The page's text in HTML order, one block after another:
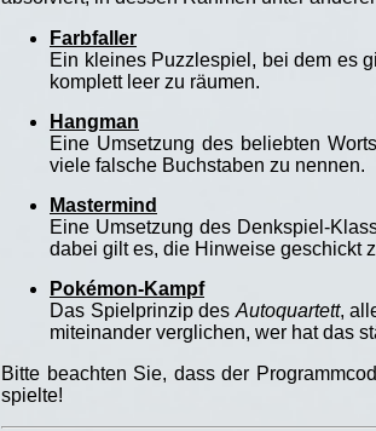
Farbfaller
Ein kleines Puzzlespiel, bei dem es
komplett leer zu räumen.
Hangman
Eine Umsetzung des beliebten
viele falsche Buchstaben zu nennen.
Mastermind
Eine Umsetzung des Denkspiel-
dabei gilt es, die Hinweise geschickt
Pokémon-Kampf
Das Spielprinzip des Autoquartett,
miteinander verglichen, wer hat das
Bitte beachten Sie, dass der
spielte!